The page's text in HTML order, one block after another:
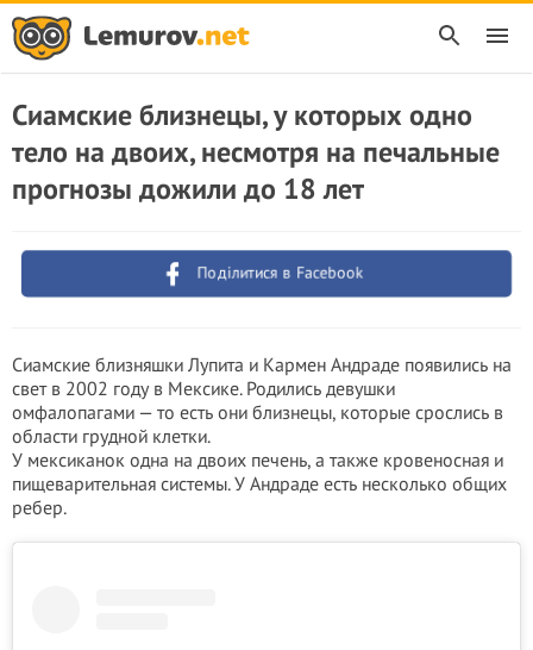
Сиамские близнецы, у которых одно
тело на двоих, несмотря на печальные
прогнозы дожили до 18 лет
Поділитися в Facebook
Сиамские близняшки Лупита и Кармен Андраде появились на
свет в 2002 году в Мексике. Родились девушки
омфалопагами — то есть они близнецы, которые срослись в
области грудной клетки.
У мексиканок одна на двоих печень, а также кровеносная и
пищеварительная системы. У Андраде есть несколько общих
ребер.